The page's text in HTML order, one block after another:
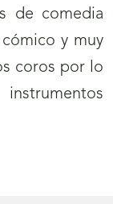
de comedia
y muy
coros por lo